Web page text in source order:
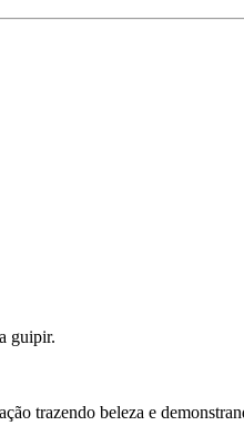
guipir.
trazendo beleza e